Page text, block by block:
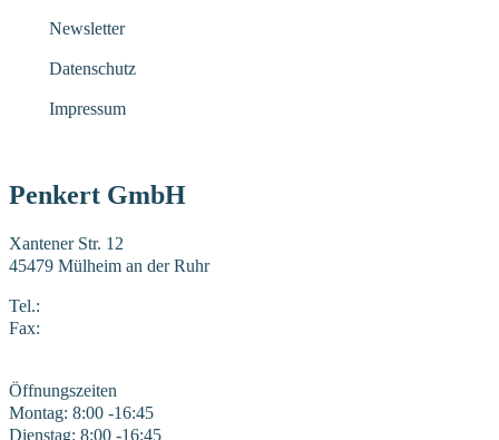
Newsletter
Datenschutz
Impressum
Penkert GmbH
Xantener Str. 12
45479 Mülheim an der Ruhr
Tel.:
Fax:
Öffnungszeiten
Montag: 8:00 -16:45
Dienstag: 8:00 -16:45